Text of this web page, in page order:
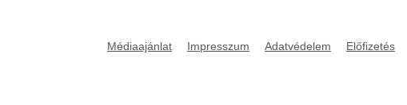
Médiaajánlat Impresszum Adatvédelem Előfizetés